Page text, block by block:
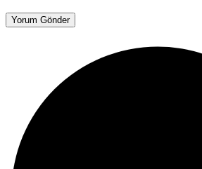
Yorum Gönder